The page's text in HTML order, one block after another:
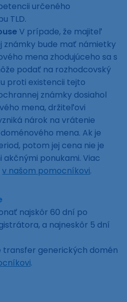
určeného
TLD.
V prípade, že majiteľ
známky bude mať námietky
mena zhodujúceho sa s
podať na rozhodcovský
proti existencii tejto
známky dosiahol
mena, držiteľovi
nárok na vrátenie
mena. Ak je
potom jej cena nie je
ponukami. Viac
v našom pomocníkovi.
najskôr 60 dní po
a najneskôr 5 dní
generických domén
.